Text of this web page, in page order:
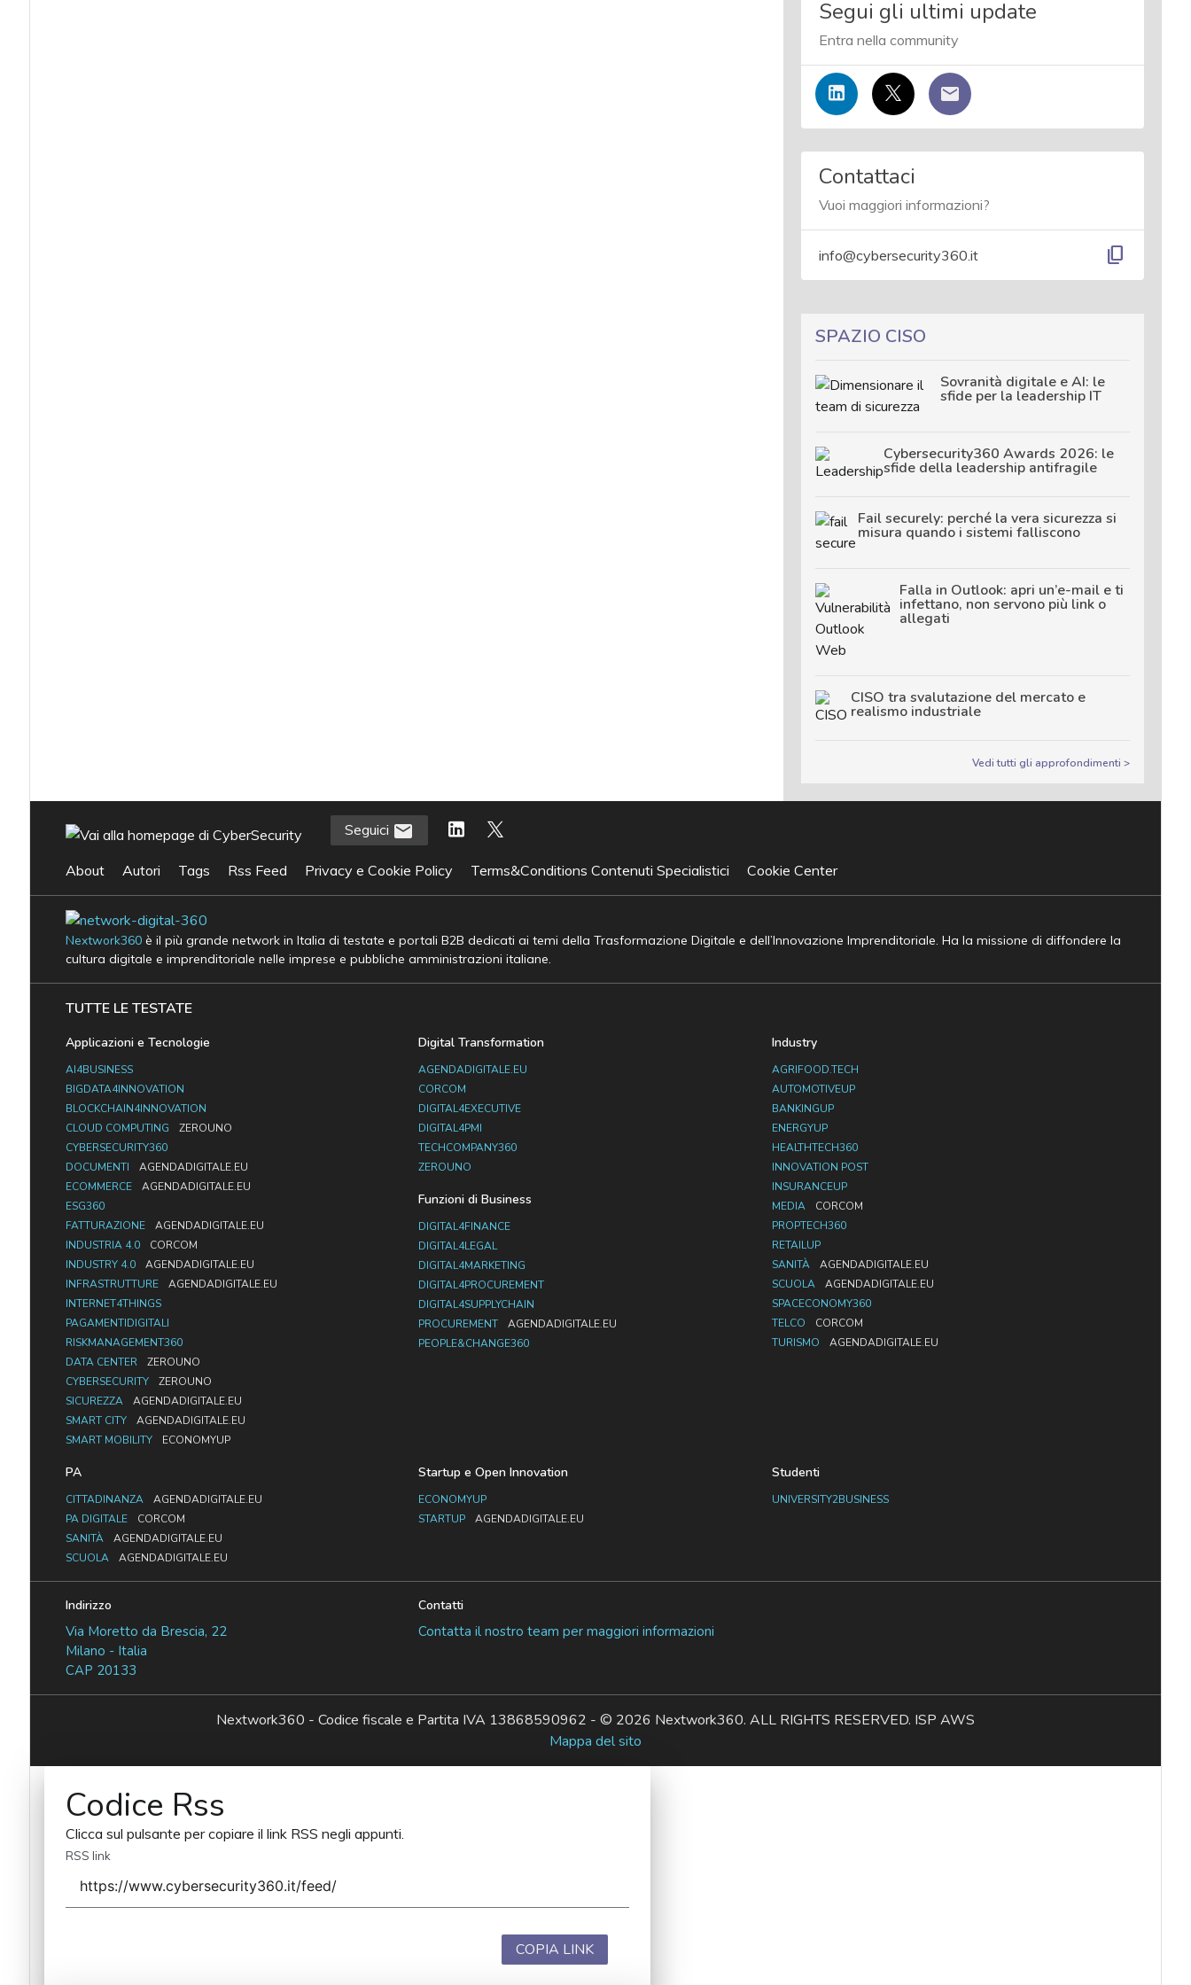
Segui gli ultimi update
Entra nella community
Contattaci
Vuoi maggiori informazioni?
info@cybersecurity360.it content_copy
SPAZIO CISO
Sovranità digitale e AI: le
sfide per la leadership IT
Cybersecurity360 Awards 2026: le
sfide della leadership antifragile
Fail securely: perché la vera sicurezza si
misura quando i sistemi falliscono
Falla in Outlook: apri un’e-mail e ti
infettano, non servono più link o
allegati
CISO tra svalutazione del mercato e
realismo industriale
Vedi tutti gli approfondimenti >
Seguici
About Autori Tags Rss Feed Privacy e Cookie Policy Terms&Conditions Contenuti Specialistici Cookie Center
Nextwork360è il più grande network in Italia di testate e portali B2B dedicati ai temi della Trasformazione Digitale e dell’Innovazione Imprenditoriale. Ha la missione di diffondere la
cultura digitale e imprenditoriale nelle imprese e pubbliche amministrazioni italiane.
TUTTE LE TESTATE
Applicazioni e Tecnologie
AI4BUSINESS
BIGDATA4INNOVATION
BLOCKCHAIN4INNOVATION
CLOUD COMPUTING
ZEROUNO
CYBERSECURITY360
DOCUMENTI
AGENDADIGITALE.EU
ECOMMERCE
AGENDADIGITALE.EU
ESG360
FATTURAZIONE
AGENDADIGITALE.EU
INDUSTRIA 4.0
CORCOM
INDUSTRY 4.0
AGENDADIGITALE.EU
INFRASTRUTTURE
AGENDADIGITALE.EU
INTERNET4THINGS
PAGAMENTIDIGITALI
RISKMANAGEMENT360
DATA CENTER
ZEROUNO
CYBERSECURITY
ZEROUNO
SICUREZZA
AGENDADIGITALE.EU
SMART CITY
AGENDADIGITALE.EU
SMART MOBILITY
ECONOMYUP
Digital Transformation
AGENDADIGITALE.EU
CORCOM
DIGITAL4EXECUTIVE
DIGITAL4PMI
TECHCOMPANY360
ZEROUNO
Funzioni di Business
DIGITAL4FINANCE
DIGITAL4LEGAL
DIGITAL4MARKETING
DIGITAL4PROCUREMENT
DIGITAL4SUPPLYCHAIN
PROCUREMENT
AGENDADIGITALE.EU
PEOPLE&CHANGE360
Industry
AGRIFOOD.TECH
AUTOMOTIVEUP
BANKINGUP
ENERGYUP
HEALTHTECH360
INNOVATION POST
INSURANCEUP
MEDIA
CORCOM
PROPTECH360
RETAILUP
SANITÀ
AGENDADIGITALE.EU
SCUOLA
AGENDADIGITALE.EU
SPACECONOMY360
TELCO
CORCOM
TURISMO
AGENDADIGITALE.EU
PA
CITTADINANZA
AGENDADIGITALE.EU
PA DIGITALE
CORCOM
SANITÀ
AGENDADIGITALE.EU
SCUOLA
AGENDADIGITALE.EU
Startup e Open Innovation
ECONOMYUP
STARTUP
AGENDADIGITALE.EU
Studenti
UNIVERSITY2BUSINESS
Indirizzo
Via Moretto da Brescia, 22
Milano - Italia
CAP 20133
Contatti
Contatta il nostro team per maggiori informazioni
Nextwork360 - Codice fiscale e Partita IVA 13868590962 - © 2026 Nextwork360. ALL RIGHTS RESERVED. ISP AWS
Mappa del sito
Codice Rss
Clicca sul pulsante per copiare il link RSS negli appunti.
RSS link
COPIA LINK